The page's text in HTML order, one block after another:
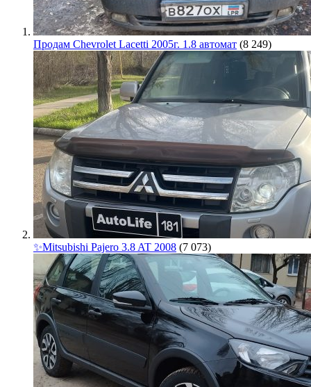
Продам Chevrolet Lacetti 2005г. 1.8 автомат (8 249)
✨Mitsubishi Pajero 3.8 AT 2008 (7 073)